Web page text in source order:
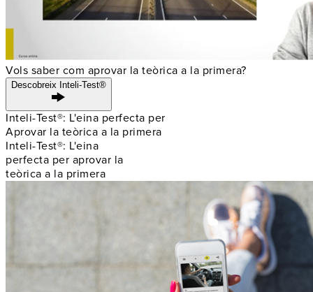
Vols saber com aprovar la teòrica a la primera?
Descobreix Inteli-Test®
Inteli-Test®: L'eina perfecta per
Aprovar la teòrica a la primera
Inteli-Test®: L'eina
perfecta per aprovar la
teòrica a la primera